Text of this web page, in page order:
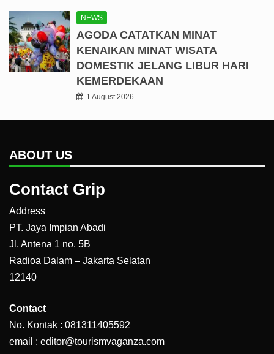
NEWS
AGODA CATATKAN MINAT
KENAIKAN MINAT WISATA
DOMESTIK JELANG LIBUR HARI
KEMERDEKAAN
1 August 2026
ABOUT US
Contact Grip
Address
PT. Jaya Impian Abadi
Jl. Antena 1 no. 5B
Radioa Dalam – Jakarta Selatan
12140
Contact
No. Kontak : 081311405592
email : editor@tourismvaganza.com